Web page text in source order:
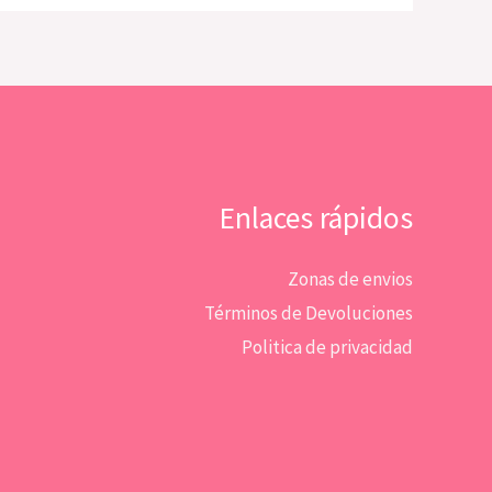
Enlaces rápidos
Zonas de envios
Términos de Devoluciones
Politica de privacidad